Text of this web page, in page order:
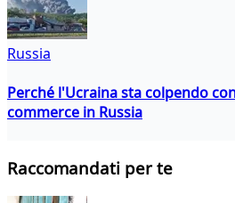
Russia
Perché l'Ucraina sta colpendo
commerce in Russia
Raccomandati per te